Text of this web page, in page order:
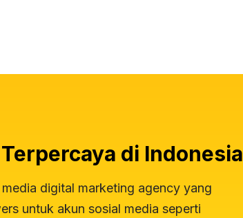
di Indonesia
digital marketing agency yang
untuk akun sosial media seperti